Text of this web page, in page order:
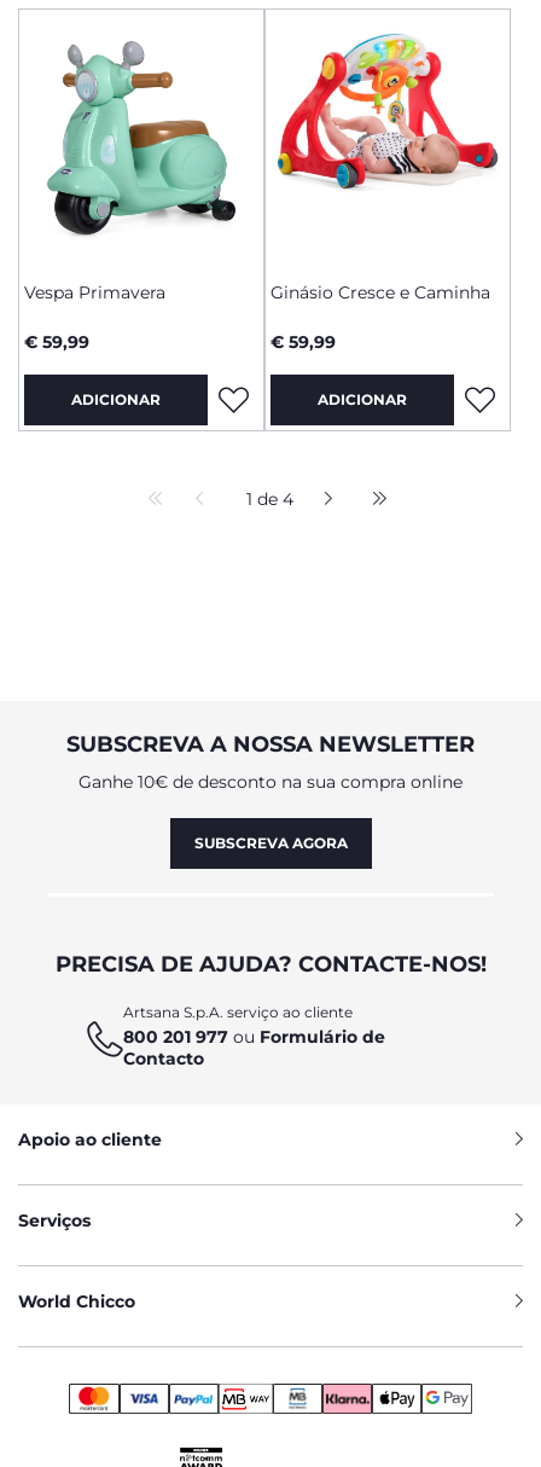
Vespa Primavera
€ 59,99
ADICIONAR
Ginásio Cresce e Caminha
€ 59,99
ADICIONAR
1 de 4
SUBSCREVA A NOSSA NEWSLETTER
Ganhe 10€ de desconto na sua compra online
SUBSCREVA AGORA
PRECISA DE AJUDA? CONTACTE-NOS!
Artsana S.p.A. serviço ao cliente
800 201 977 ou Formulário de
Contacto
Apoio ao cliente
Serviços
World Chicco